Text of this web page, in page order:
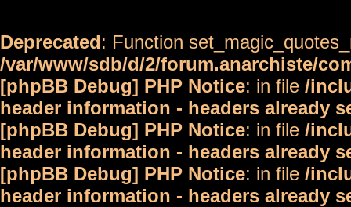
Deprecated: Function
/var/www/sdb/d/2/forum.anarchiste/
[phpBB Debug] PHP Notice: in file /
header information - headers already
[phpBB Debug] PHP Notice: in file /
header information - headers already
[phpBB Debug] PHP Notice: in file /
header information - headers already